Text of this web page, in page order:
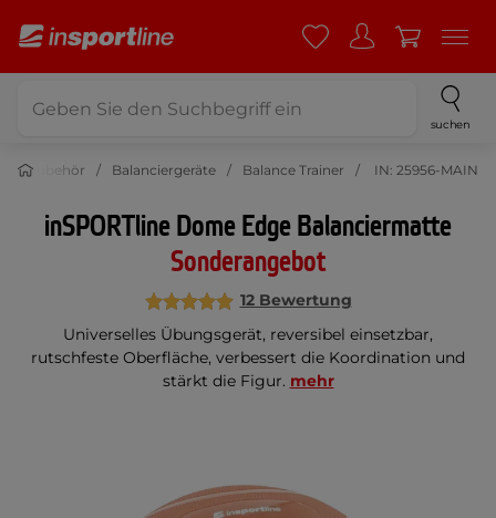
suchen
Zubehör Balanciergeräte Balance Trainer IN: 25956-MAIN
inSPORTline Dome Edge Balanciermatte
Sonderangebot
12 Bewertung
Universelles Übungsgerät, reversibel einsetzbar,
rutschfeste Oberfläche, verbessert die Koordination und
stärkt die Figur. mehr